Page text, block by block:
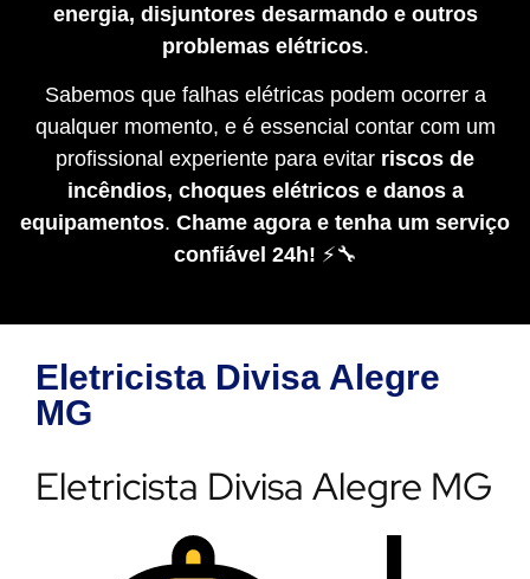
energia, disjuntores desarmando e outros
problemas elétricos.
Sabemos que falhas elétricas podem ocorrer a
qualquer momento, e é essencial contar com um
profissional experiente para evitar riscos de
incêndios, choques elétricos e danos a
equipamentos. Chame agora e tenha um serviço
confiável 24h! ⚡🔧
Eletricista Divisa Alegre
MG
Eletricista Divisa Alegre MG